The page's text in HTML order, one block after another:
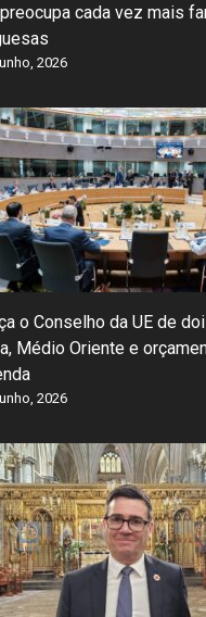
cada vez mais
2026
o Conselho da UE de
Médio Oriente e
2026